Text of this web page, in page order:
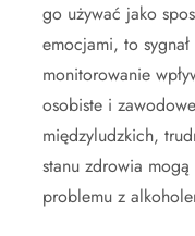
go używać jako
emocjami, to
monitorowanie
osobiste i
międzyludzkich,
stanu zdrowia
problemu z